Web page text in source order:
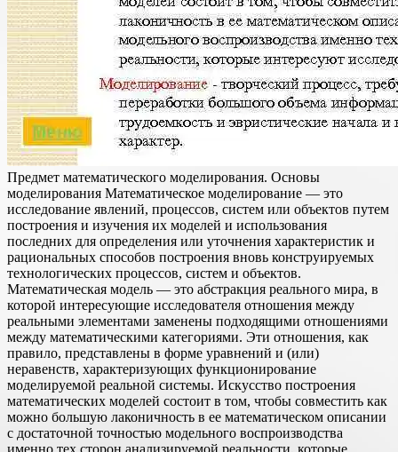
Предмет математического моделирования. Основы
моделирования Математическое моделирование — это
исследование явлений, процессов, систем или объектов путем
построения и изучения их моделей и использования
последних для определения или уточнения характеристик и
рациональных способов построения вновь конструируемых
технологических процессов, систем и объектов.
Математическая модель — это абстракция реального мира, в
которой интересующие исследователя отношения между
реальными элементами заменены подходящими отношениями
между математическими категориями. Эти отношения, как
правило, представлены в форме уравнений и (или)
неравенств, характеризующих функционирование
моделируемой реальной системы. Искусство построения
математических моделей состоит в том, чтобы совместить как
можно большую лаконичность в ее математическом описании
с достаточной точностью модельного воспроизводства
именно тех сторон анализируемой реальности, которые